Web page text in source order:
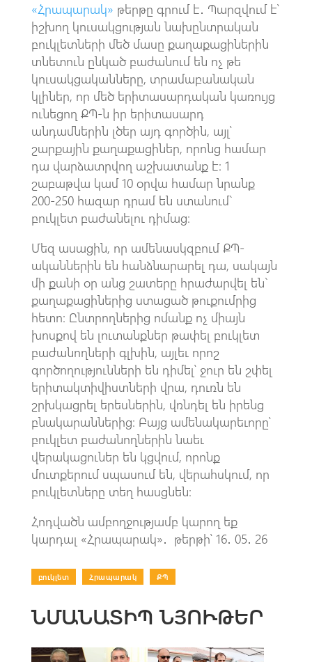
«Հրապարակ» թերթը գրում է․ Պարզվում է՝
իշխող կուսակցության նախընտրական
բուկլետների մեծ մասը քաղաքացիներին
տնետուն ընկած բաժանում են ոչ թե
կուսակցականները, տրամաբանական
կլիներ, որ մեծ երիտասարդական կառույց
ունեցող ՔՊ-ն իր երիտասարդ
անդամներին լծեր այդ գործին, այլ՝
շարքային քաղաքացիներ, որոնց համար
դա վարձատրվող աշխատանք է: 1
շաբաթվա կամ 10 օրվա համար նրանք
200-250 հազար դրամ են ստանում`
բուկլետ բաժանելու դիմաց։
Մեզ ասացին, որ ամենասկզբում ՔՊ-
ականներին են հանձնարարել դա, սակայն
մի քանի օր անց շատերը հրաժարվել են`
քաղաքացիներից ստացած թուքումրից
հետո։ Ընտրողներից ոմանք ոչ միայն
խոսքով են լուտանքներ թափել բուկլետ
բաժանողների գլխին, այլեւ որոշ
գործողությունների են դիմել՝ ջուր են շփել
երիտակտիվիստների վրա, դուռն են
շրխկացրել երեսներին, վռնդել են իրենց
բնակարաններից։ Բայց ամենակարեւորը՝
բուկլետ բաժանողներին նաեւ
վերակացուներ են կցվում, որոնք
մուտքերում սպասում են, վերահսկում, որ
բուկլետները տեղ հասցնեն։
Հոդվածն ամբողջությամբ կարող եք
կարդալ «Հրապարակ»․ թերթի՝ 16․ 05․ 26
բուկլետ Հրապարակ ՔՊ
ՆՄԱՆԱՏԻՊ ՆՅՈՒԹԵՐ